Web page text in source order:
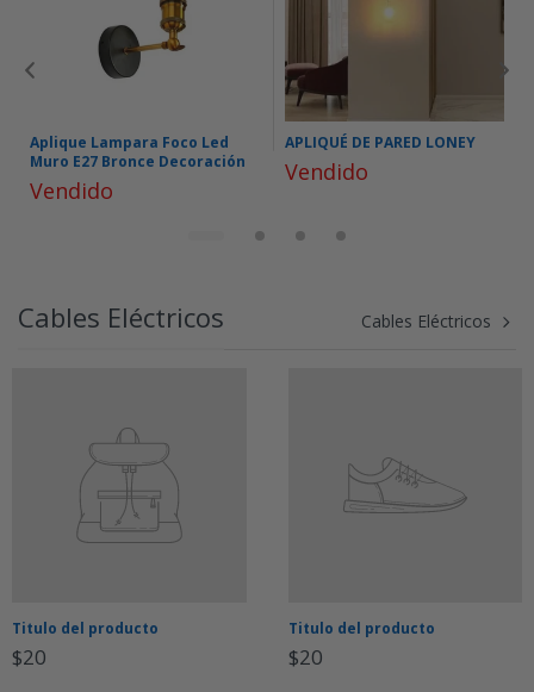
Aplique Lampara Foco Led
Muro E27 Bronce Decoración
Vendido
APLIQUÉ DE PARED LONEY
Vendido
Cables Eléctricos Cables Eléctricos
Titulo del producto
$20
Titulo del producto
$20